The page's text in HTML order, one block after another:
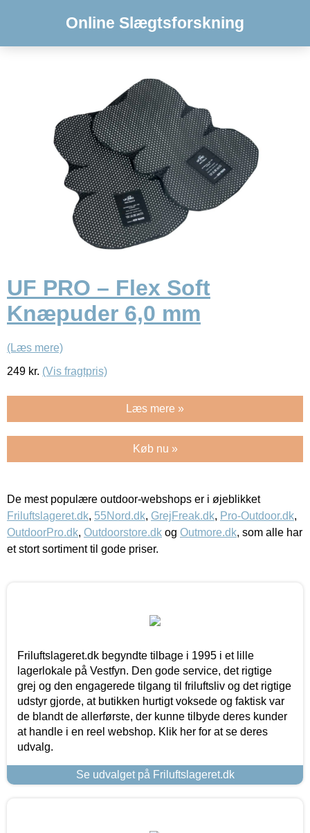
Online Slægtsforskning
UF PRO – Flex Soft
Knæpuder 6,0 mm
(Læs mere)
249 kr. (Vis fragtpris)
Læs mere »
Køb nu »
De mest populære outdoor-webshops er i øjeblikket
Friluftslageret.dk, 55Nord.dk, GrejFreak.dk, Pro-Outdoor.dk,
OutdoorPro.dk, Outdoorstore.dk og Outmore.dk, som alle har
et stort sortiment til gode priser.
Friluftslageret.dk begyndte tilbage i 1995 i et lille
lagerlokale på Vestfyn. Den gode service, det rigtige
grej og den engagerede tilgang til friluftsliv og det rigtige
udstyr gjorde, at butikken hurtigt voksede og faktisk var
de blandt de allerførste, der kunne tilbyde deres kunder
at handle i en reel webshop. Klik her for at se deres
udvalg.
Se udvalget på Friluftslageret.dk